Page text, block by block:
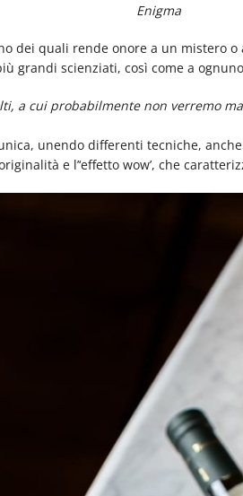
Enigma
dei quali rende onore a un mistero
grandi scienziati, così come a
a cui probabilmente non verremo
unendo differenti tecniche,
e l’‘effetto wow’, che